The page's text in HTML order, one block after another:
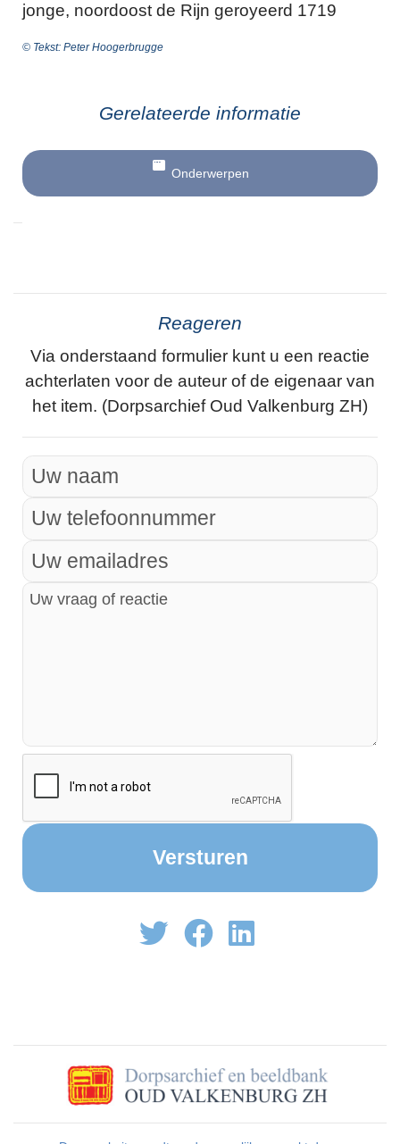
jonge, noordoost de Rijn geroyeerd 1719
© Tekst: Peter Hoogerbrugge
Gerelateerde informatie
Onderwerpen
Reageren
Via onderstaand formulier kunt u een reactie
achterlaten voor de auteur of de eigenaar van
het item. (Dorpsarchief Oud Valkenburg ZH)